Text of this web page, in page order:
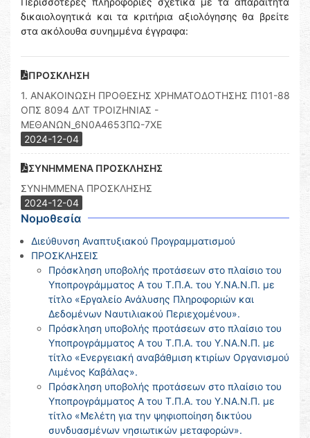
δικαιολογητικά και τα κριτήρια αξιολόγησης θα βρείτε
στα ακόλουθα συνημμένα έγγραφα:
ΠΡΟΣΚΛΗΣΗ
1. ΑΝΑΚΟΙΝΩΣΗ ΠΡΟΘΕΣΗΣ ΧΡΗΜΑΤΟΔΟΤΗΣΗΣ Π101-88
ΟΠΣ 8094 ΔΛΤ ΤΡΟΙΖΗΝΙΑΣ -
ΜΕΘΑΝΩΝ_6Ν0Α4653ΠΩ-7ΧΕ
2024-12-04
ΣΥΝΗΜΜΕΝΑ ΠΡΟΣΚΛΗΣΗΣ
ΣΥΝΗΜΜΕΝΑ ΠΡΟΣΚΛΗΣΗΣ
2024-12-04
Νομοθεσία
Διεύθυνση Αναπτυξιακού Προγραμματισμού
ΠΡΟΣΚΛΗΣΕΙΣ
Πρόσκληση υποβολής προτάσεων στο πλαίσιο του
Υποπρογράμματος Α του Τ.Π.Α. του Υ.ΝΑ.Ν.Π. με
τίτλο «Εργαλείο Ανάλυσης Πληροφοριών και
Δεδομένων Ναυτιλιακού Περιεχομένου».
Πρόσκληση υποβολής προτάσεων στο πλαίσιο του
Υποπρογράμματος Α του Τ.Π.Α. του Υ.ΝΑ.Ν.Π. με
τίτλο «Ενεργειακή αναβάθμιση κτιρίων Οργανισμού
Λιμένος Καβάλας».
Πρόσκληση υποβολής προτάσεων στο πλαίσιο του
Υποπρογράμματος Α του Τ.Π.Α. του Υ.ΝΑ.Ν.Π. με
τίτλο «Μελέτη για την ψηφιοποίηση δικτύου
συνδυασμένων νησιωτικών μεταφορών».